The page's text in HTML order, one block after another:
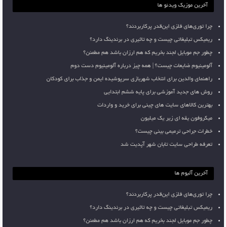
آخرین موزیک ویدئو ها
چرا توری‌های فلزی این‌قدر پرکاربردند؟
ریمیکس تبلیغاتی چیست و چه تاثیری در برندینگ دارد؟
چطور جم موبایل لجند بخریم که هم ارزان باشد هم مطمئن؟
آلومینیوم ضایعات چیست؟ | همه چیز درباره آلومینیوم دست دوم
راهنمای والدین برای انتخاب شهربازی سرپوشیده ایمن و جذاب برای کودکان
روش های جدید آموزشی برای پایه ششم ابتدایی
بهترین کالاهای سایت های چینی برای خرید و واردات
میکروفون یقه ای زیر یک میلیون
خطرات جراحی ترمیمی بینی چیست؟
تعرفه طراحی سایت تابان شهر آپدیت شد
آخرین آلبوم ها
چرا توری‌های فلزی این‌قدر پرکاربردند؟
ریمیکس تبلیغاتی چیست و چه تاثیری در برندینگ دارد؟
چطور جم موبایل لجند بخریم که هم ارزان باشد هم مطمئن؟